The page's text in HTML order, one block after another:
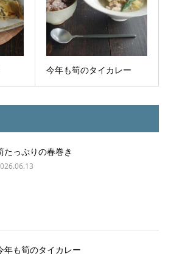
今年も筍のタイカレー
たっぷりの春巻き
年も筍のタイカレー